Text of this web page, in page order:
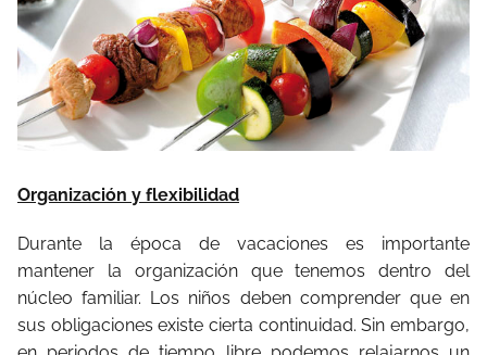
Organización y flexibilidad
Durante la época de vacaciones es importante
mantener la organización que tenemos dentro del
núcleo familiar. Los niños deben comprender que en
sus obligaciones existe cierta continuidad. Sin embargo,